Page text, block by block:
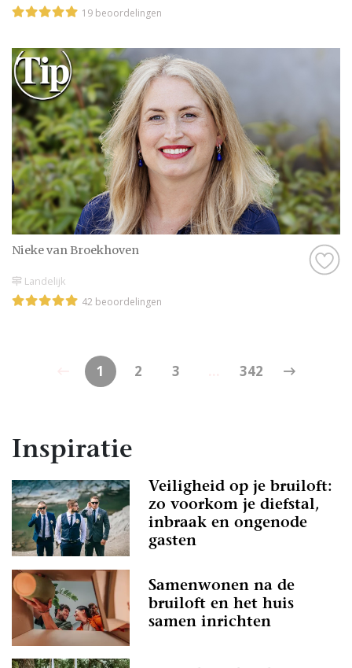
19 beoordelingen
Nieke van Broekhoven
Landelijk
42 beoordelingen
1 2 3 342
Inspiratie
Veiligheid op je bruiloft:
zo voorkom je diefstal,
inbraak en ongenode
gasten
Samenwonen na de
bruiloft en het huis
samen inrichten